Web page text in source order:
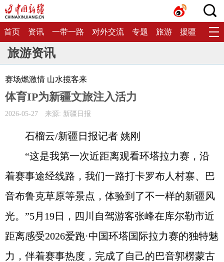
首页 资讯 一带一路 对外交流 专题 旅游 援疆 生态
旅游资讯
赛场燃激情 山水揽客来
体育IP为新疆文旅注入活力
2026-05-27 来源: 新疆日报
石榴云/新疆日报记者 姚刚
“这是我第一次近距离观看环塔拉力赛，沿
着赛事途经线路，我们一路打卡罗布人村寨、巴
音布鲁克草原等景点，体验到了不一样的新疆风
光。”5月19日，四川自驾游客张峰在库尔勒市近
距离感受2026爱跑·中国环塔国际拉力赛的独特魅
力，伴着赛事热度，完成了自己的巴音郭楞蒙古